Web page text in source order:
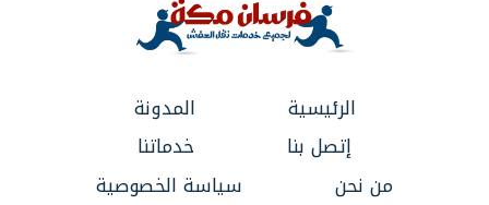
الرئيسية
المدونة
إتصل بنا
خدماتنا
من نحن
سياسة الخصوصية